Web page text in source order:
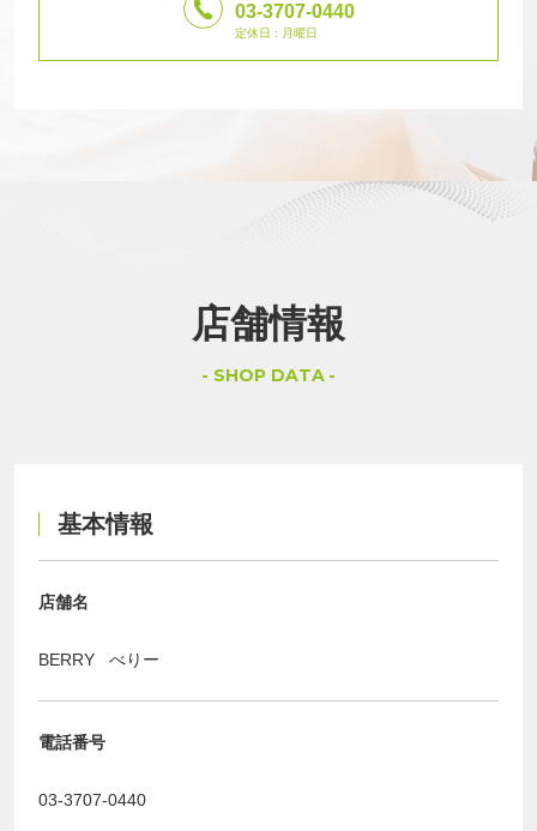
03-3707-0440
定休日 : 月曜日
店舗情報
SHOP DATA
基本情報
店舗名
BERRY べりー
電話番号
03-3707-0440